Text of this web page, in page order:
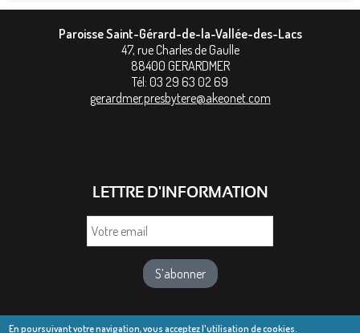
Paroisse Saint-Gérard-de-la-Vallée-des-Lacs
47, rue Charles de Gaulle
88400 GERARDMER
Tél: 03 29 63 02 69
gerardmer.presbytere@akeonet.com
LETTRE D'INFORMATION
En poursuivant votre navigation, vous acceptez l'utilisation de cookies.